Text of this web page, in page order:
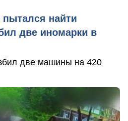
найти
две иномарки в
две машины на 420